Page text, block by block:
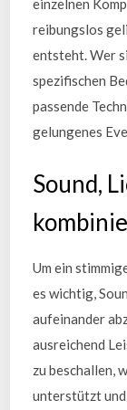
reibungslos
entsteht. Wer
spezifischen
passende
gelungenes
Sound,
Um ein
es wichtig,
aufeinander
ausreichend
zu beschallen,
unterstützt